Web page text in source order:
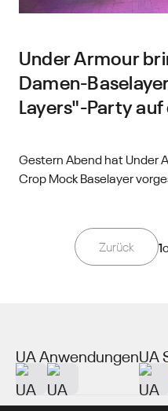
Under Armour
Damen-
Layers"-Party
Gestern Abend hat Under
Crop Mock Baselayer
Zurück 1
UA AnwendungenUA